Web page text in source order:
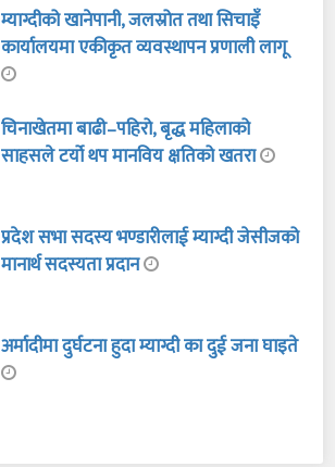
म्याग्दीको खानेपानी, जलस्रोत तथा सिचाइँ
कार्यालयमा एकीकृत व्यवस्थापन प्रणाली लागू
चिनाखेतमा बाढी–पहिरो, बृद्ध महिलाको
साहसले टर्यो थप मानविय क्षतिको खतरा
प्रदेश सभा सदस्य भण्डारीलाई म्याग्दी जेसीजको
मानार्थ सदस्यता प्रदान
अर्मादीमा दुर्घटना हुदा म्याग्दी का दुई जना घाइते